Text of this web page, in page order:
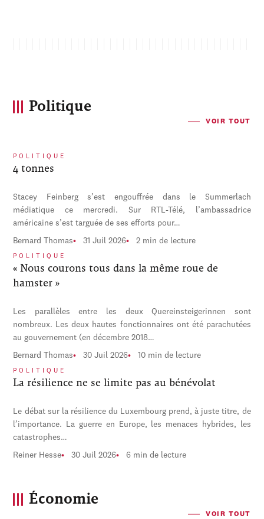
Politique
VOIR TOUT
POLITIQUE
4 tonnes
Stacey Feinberg s’est engouffrée dans le Summerlach
médiatique ce mercredi. Sur RTL-Télé, l’ambassadrice
américaine s’est targuée de ses efforts pour…
Bernard Thomas 31 Juil 2026 2 min de lecture
POLITIQUE
« Nous courons tous dans la même roue de
hamster »
Les parallèles entre les deux Quereinsteigerinnen sont
nombreux. Les deux hautes fonctionnaires ont été parachutées
au gouvernement (en décembre 2018…
Bernard Thomas 30 Juil 2026 10 min de lecture
POLITIQUE
La résilience ne se limite pas au bénévolat
Le débat sur la résilience du Luxembourg prend, à juste titre, de
l’importance. La guerre en Europe, les menaces hybrides, les
catastrophes…
Reiner Hesse 30 Juil 2026 6 min de lecture
Économie
VOIR TOUT